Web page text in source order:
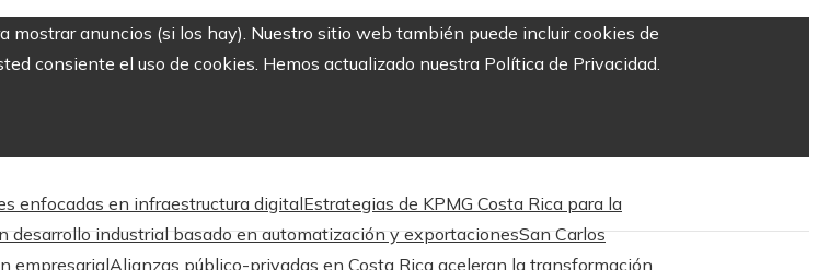
anuncios (si los hay). Nuestro sitio web también puede incluir cookies de
consiente el uso de cookies. Hemos actualizado nuestra Política de Privacidad.
enfocadas en infraestructura digitalEstrategias de KPMG Costa Rica para la
desarrollo industrial basado en automatización y exportacionesSan Carlos
empresarialAlianzas público-privadas en Costa Rica aceleran la transformación